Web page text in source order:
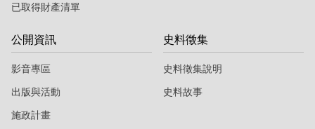
已取得財產清單
公開資訊
影音專區
出版與活動
施政計畫
史料徵集
史料徵集說明
史料故事